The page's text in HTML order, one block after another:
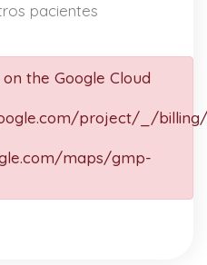
pacientes
the Google Cloud
project/_/
maps/gmp-